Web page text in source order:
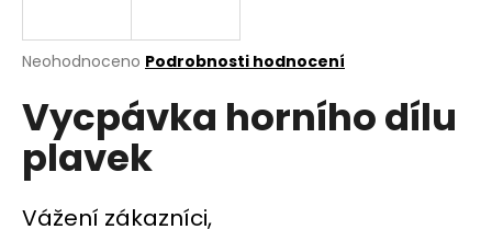
Průměrné
produktu
je
5
hvězdiček.
Neohodnoceno Podrobnosti hodnocení
Vycpávka horního dílu
plavek
Vážení zákazníci,
j
t
?